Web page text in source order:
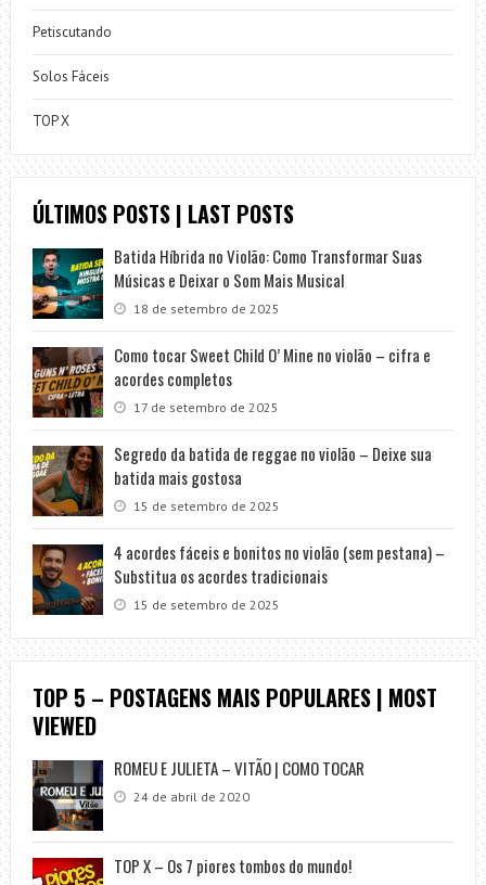
Petiscutando
Solos Fáceis
TOP X
ÚLTIMOS POSTS | LAST POSTS
Batida Híbrida no Violão: Como Transformar Suas
Músicas e Deixar o Som Mais Musical
18 de setembro de 2025
Como tocar Sweet Child O’ Mine no violão – cifra e
acordes completos
17 de setembro de 2025
Segredo da batida de reggae no violão – Deixe sua
batida mais gostosa
15 de setembro de 2025
4 acordes fáceis e bonitos no violão (sem pestana) –
Substitua os acordes tradicionais
15 de setembro de 2025
TOP 5 – POSTAGENS MAIS POPULARES | MOST
VIEWED
ROMEU E JULIETA – VITÃO | COMO TOCAR
24 de abril de 2020
TOP X – Os 7 piores tombos do mundo!